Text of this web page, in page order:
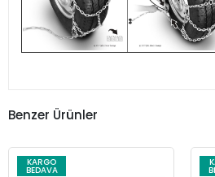
Benzer Ürünler
KARGO
BEDAVA